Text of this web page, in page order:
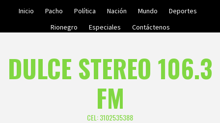
Inicio Pacho Política Nación Mundo
Deportes
Rionegro
Especiales Contáctenos
DULCE STEREO 106.3
FM
CEL: 3102535388